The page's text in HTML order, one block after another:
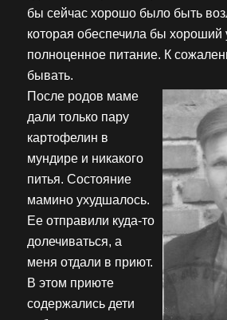
бы сейчас хорошо было быть
которая обеспечила бы хороший
полноценное питание. К
бывать.
После родов маме
дали только пару
картофелин в
мундире и никакого
питья. Состояние
мамино ухудшалось.
Ее отправили куда-то
долечиваться, а
меня отдали в приют.
В этом приюте
содержались дети